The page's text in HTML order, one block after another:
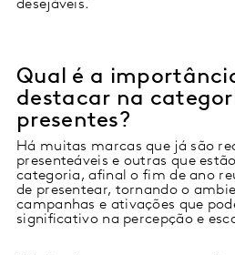
desejáveis.
Qual é a
destacar na
presentes?
Há muitas marcas que já são
presenteáveis e outras que
categoria, afinal o fim de ano
de presentear, tornando o
campanhas e ativações que
significativo na percepção e